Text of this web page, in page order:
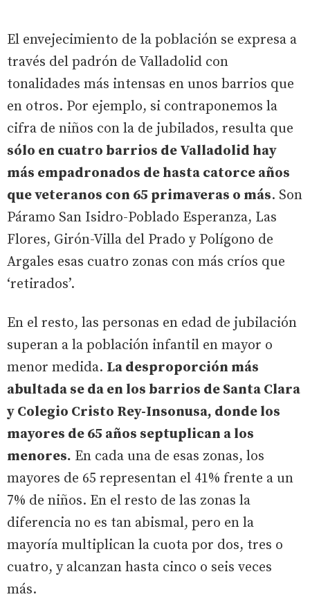
El envejecimiento de la población se expresa a
través del padrón de Valladolid con
tonalidades más intensas en unos barrios que
en otros. Por ejemplo, si contraponemos la
cifra de niños con la de jubilados, resulta que
sólo en cuatro barrios de Valladolid hay
más empadronados de hasta catorce años
que veteranos con 65 primaveras o más. Son
Páramo San Isidro-Poblado Esperanza, Las
Flores, Girón-Villa del Prado y Polígono de
Argales esas cuatro zonas con más críos que
‘retirados’.
En el resto, las personas en edad de jubilación
superan a la población infantil en mayor o
menor medida. La desproporción más
abultada se da en los barrios de Santa Clara
y Colegio Cristo Rey-Insonusa, donde los
mayores de 65 años septuplican a los
menores. En cada una de esas zonas, los
mayores de 65 representan el 41% frente a un
7% de niños. En el resto de las zonas la
diferencia no es tan abismal, pero en la
mayoría multiplican la cuota por dos, tres o
cuatro, y alcanzan hasta cinco o seis veces
más.